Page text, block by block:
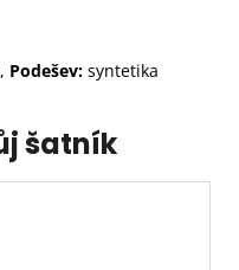
Podešev: syntetika
šatník